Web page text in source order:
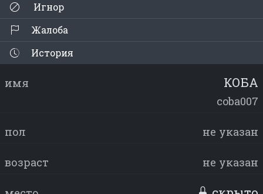
Игнор
Жалоба
История
имя КОБА
coba007
пол не указан
возраст не указан